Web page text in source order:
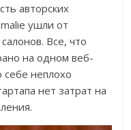
авторских
ушли от
Все, что
на одном веб-
себе неплохо
нет затрат на